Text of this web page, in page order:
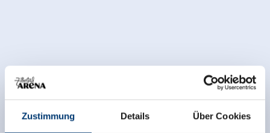
Zustimmung Details Über Cookies